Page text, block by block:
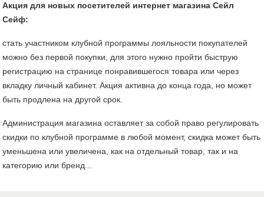
Акция для новых посетителей интернет магазина Сейл
Сейф:
стать участником клубной программы лояльности покупателей
можно без первой покупки, для этого нужно пройти быструю
регистрацию на странице понравившегося товара или через
вкладку личный кабинет. Акция активна до конца года, но может
быть продлена на другой срок.
Администрация магазина оставляет за собой право регулировать
скидки по клубной программе в любой момент, скидка может быть
уменьшена или увеличена, как на отдельный товар, так и на
категорию или бренд...